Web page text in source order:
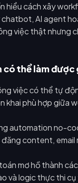
hiểu cách xây
chatbot, AI agent
việc thật nhưng
có thể làm được
việc có thể tự
khai phù hợp giữa
automation no-
content, email
mơ hồ thành
và logic thực thi